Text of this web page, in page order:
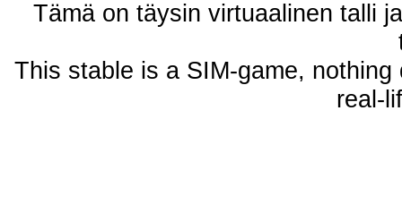
Tämä on täysin virtuaalinen talli
This stable is a SIM-game,
real-